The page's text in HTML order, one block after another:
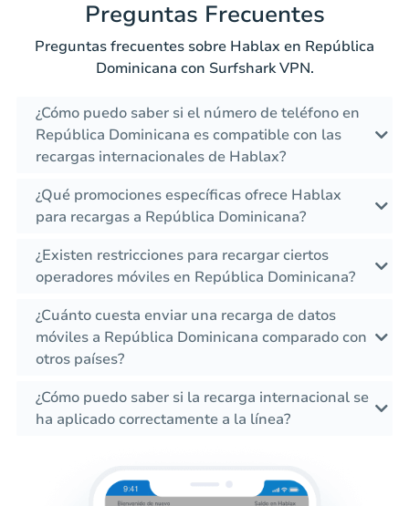
Preguntas Frecuentes
Preguntas frecuentes sobre Hablax en República
Dominicana con Surfshark VPN.
¿Cómo puedo saber si el número de teléfono en
República Dominicana es compatible con las
recargas internacionales de Hablax?
¿Qué promociones específicas ofrece Hablax
para recargas a República Dominicana?
¿Existen restricciones para recargar ciertos
operadores móviles en República Dominicana?
¿Cuánto cuesta enviar una recarga de datos
móviles a República Dominicana comparado con
otros países?
¿Cómo puedo saber si la recarga internacional se
ha aplicado correctamente a la línea?